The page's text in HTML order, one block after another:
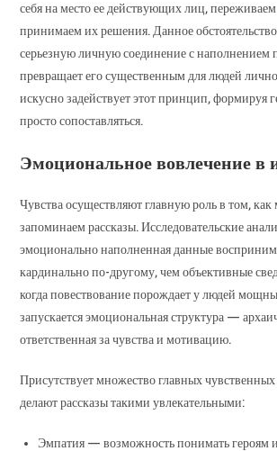
себя на место ее действующих лиц,
принимаем их решения. Данное обстоятельство
серьезную личную соединение с наполнением
превращает его существенным для людей
искусно задействует этот принцип, формируя
просто сопоставляться.
Эмоциональное вовлечение в
Чувства осуществляют главную роль в том,
запоминаем рассказы. Исследовательские
эмоционально наполненная данные
кардинально по-другому, чем объективные
когда повествование порождает у людей
запускается эмоциональная структура —
ответственная за чувства и мотивацию.
Присутствует множество главных
делают рассказы такими увлекательными:
Эмпатия — возможность понимать героям и